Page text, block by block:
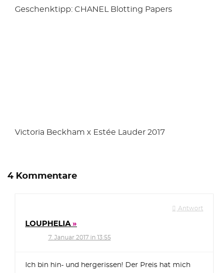
Geschenktipp: CHANEL Blotting Papers
Victoria Beckham x Estée Lauder 2017
4 Kommentare
Antwort
LOUPHELIA
7. Januar 2017 in 13:55
Ich bin hin- und hergerissen! Der Preis hat mich